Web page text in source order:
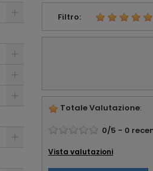
Filtro:
Totale Valutazione:
0/5 - 0
Vista valutazioni